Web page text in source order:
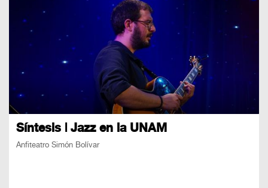
Síntesis | Jazz en la UNAM
Anfiteatro Simón Bolívar